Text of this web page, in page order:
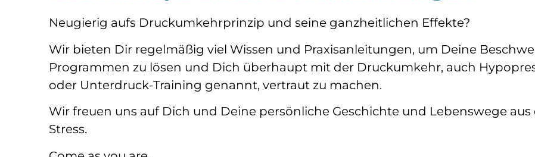
Neugierig aufs Druckumkehrprinzip und seine ganzheitlichen Effekte?
Wir bieten Dir regelmäßig viel Wissen und Praxisanleitungen, um Deine
Programmen zu lösen und Dich überhaupt mit der Druckumkehr, auch
oder Unterdruck-Training genannt, vertraut zu machen.
Wir freuen uns auf Dich und Deine persönliche Geschichte und Lebenswege
Stress.